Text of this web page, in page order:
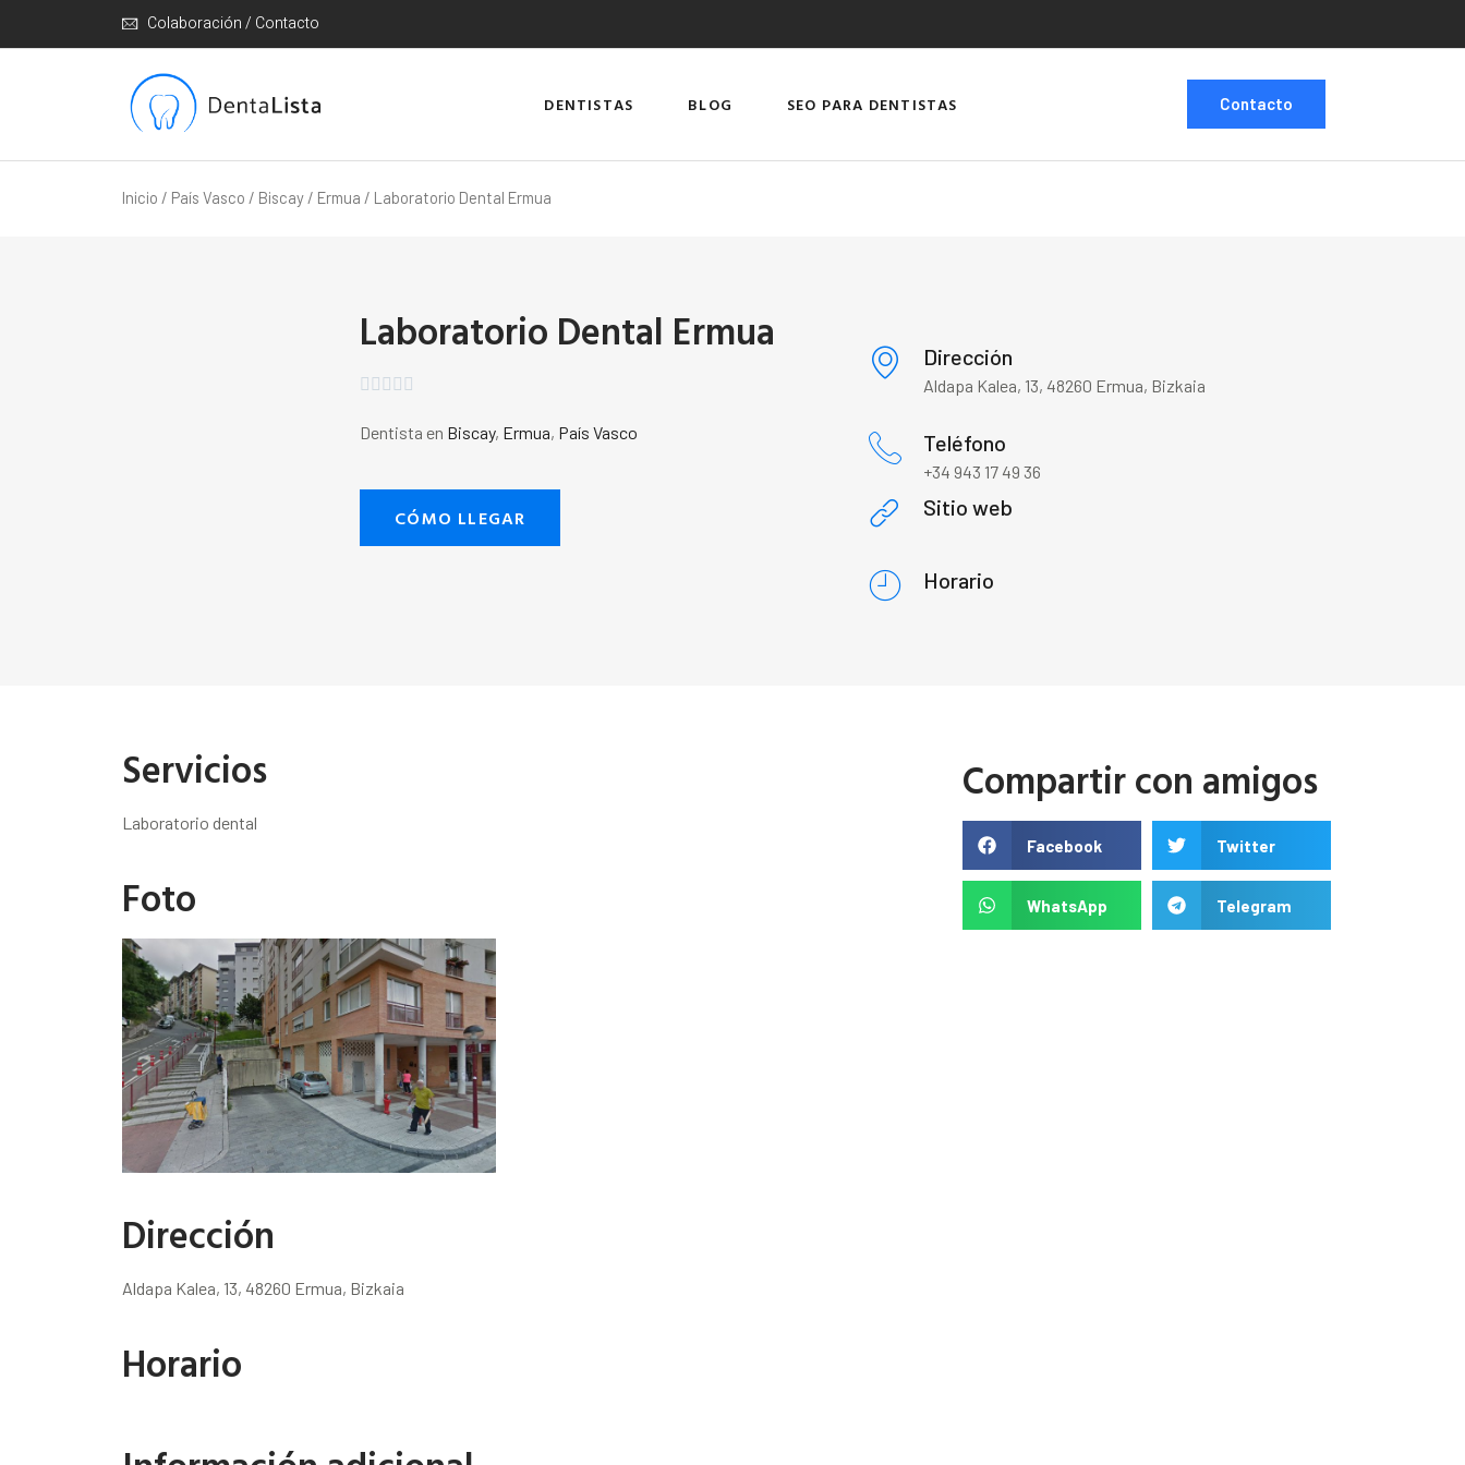
Colaboración / Contacto
DENTISTAS BLOG SEO PARA DENTISTAS Contacto
Inicio / País Vasco / Biscay / Ermua / Laboratorio Dental Ermua
Laboratorio Dental Ermua
    
Dentista en Biscay, Ermua, País Vasco
CÓMO LLEGAR
Dirección
Aldapa Kalea, 13, 48260 Ermua, Bizkaia
Teléfono
+34 943 17 49 36
Sitio web
Horario
Servicios
Laboratorio dental
Foto
Dirección
Aldapa Kalea, 13, 48260 Ermua, Bizkaia
Horario
Compartir con amigos
Facebook Twitter
WhatsApp Telegram